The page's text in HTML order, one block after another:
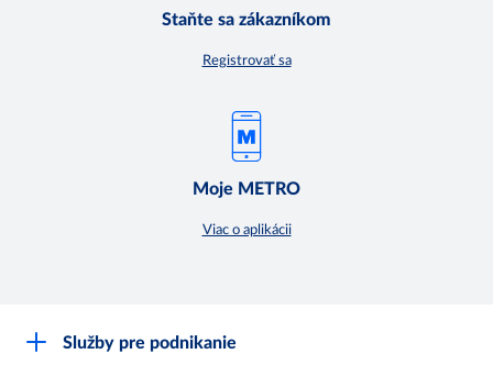
Staňte sa zákazníkom
Registrovať sa
Moje METRO
Viac o aplikácii
Služby pre podnikanie